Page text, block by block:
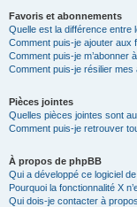
Favoris et abonnements
Quelle est la différence entre
Comment puis-je ajouter aux
Comment puis-je m’abonner
Comment puis-je résilier mes
Pièces jointes
Quelles pièces jointes sont
Comment puis-je retrouver
À propos de phpBB
Qui a développé ce logiciel
Pourquoi la fonctionnalité X
Qui dois-je contacter à